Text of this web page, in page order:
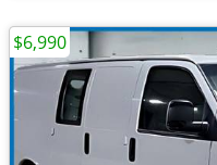
$6,990